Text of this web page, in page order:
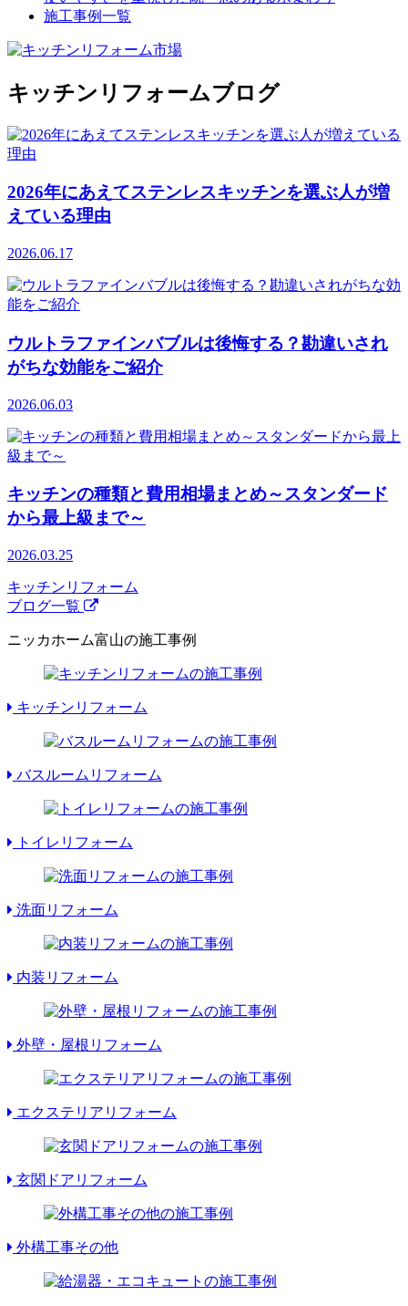
施工事例一覧
キッチンリフォームブログ
2026年にあえてステンレスキッチンを選ぶ人が増
えている理由
2026.06.17
ウルトラファインバブルは後悔する？勘違いされ
がちな効能をご紹介
2026.06.03
キッチンの種類と費用相場まとめ～スタンダード
から最上級まで～
2026.03.25
キッチンリフォーム
ブログ一覧
ニッカホーム富山の施工事例
キッチンリフォーム
バスルームリフォーム
トイレリフォーム
洗面リフォーム
内装リフォーム
外壁・屋根リフォーム
エクステリアリフォーム
玄関ドアリフォーム
外構工事その他